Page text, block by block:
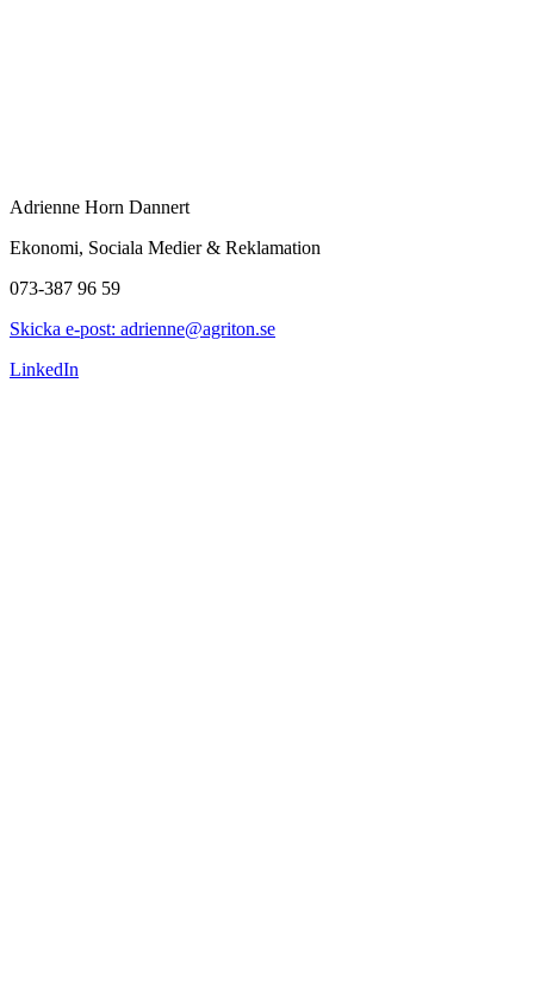
Adrienne Horn Dannert
Ekonomi, Sociala Medier & Reklamation
073-387 96 59
Skicka e-post: adrienne@agriton.se
LinkedIn